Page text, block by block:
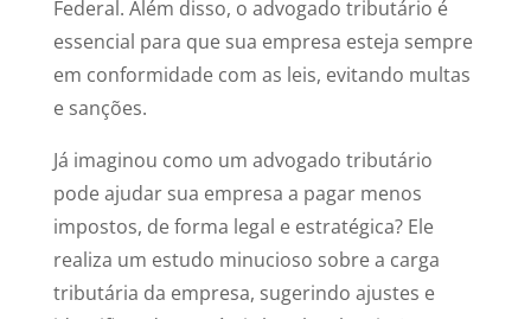
Federal. Além disso, o advogado tributário é
essencial para que sua empresa esteja sempre
em conformidade com as leis, evitando multas
e sanções.
Já imaginou como um advogado tributário
pode ajudar sua empresa a pagar menos
impostos, de forma legal e estratégica? Ele
realiza um estudo minucioso sobre a carga
tributária da empresa, sugerindo ajustes e